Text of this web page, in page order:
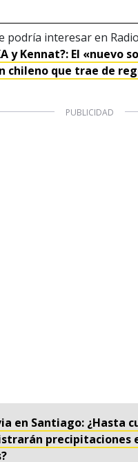
podría interesar en
y Kennat?: El «nuevo
chileno que trae de
en Santiago: ¿Hasta
precipitaciones